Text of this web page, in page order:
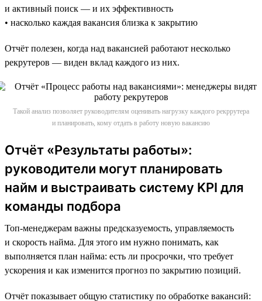
и активный поиск — и их эффективность
• насколько каждая вакансия близка к закрытию
Отчёт полезен, когда над вакансией работают несколько
рекрутеров — виден вклад каждого из них.
Такой анализ позволяет руководителям оценивать нагрузку каждого рекррутера
и планировать, кому отдать в работу новую вакансию
Отчёт «Результаты работы»:
руководители могут планировать
найм и выстраивать систему KPI для
команды подбора
Топ-менеджерам важны предсказуемость, управляемость
и скорость найма. Для этого им нужно понимать, как
выполняется план найма: есть ли просрочки, что требует
ускорения и как изменится прогноз по закрытию позиций.
Отчёт показывает общую статистику по обработке вакансий: